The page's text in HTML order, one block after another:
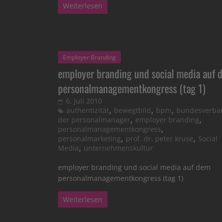
Weiterlesen
Employer Branding
employer branding und social media auf
personalmanagementkongress (tag 1)
6. Juli 2010
authentizität, bewegtbild, bpm,
der personalmanager, employer branding,
personalmanagementkongress,
personalmarketing, prof. dr. peter kruse, Social
Media, unternehmenskultur
employer branding und social media auf dem
personalmanagementkongress (tag 1)
Weiterlesen